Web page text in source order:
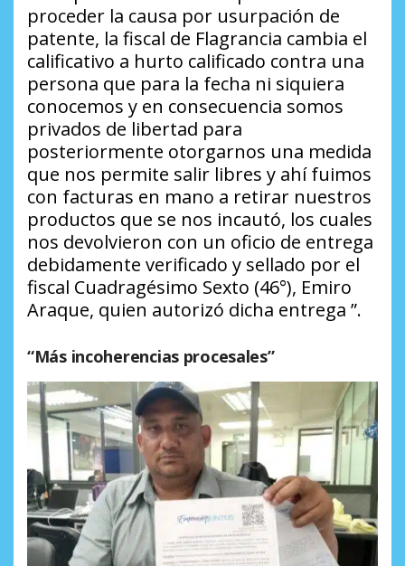
proceder la causa por usurpación de
patente, la fiscal de Flagrancia cambia el
calificativo a hurto calificado contra una
persona que para la fecha ni siquiera
conocemos y en consecuencia somos
privados de libertad para
posteriormente otorgarnos una medida
que nos permite salir libres y ahí fuimos
con facturas en mano a retirar nuestros
productos que se nos incautó, los cuales
nos devolvieron con un oficio de entrega
debidamente verificado y sellado por el
fiscal Cuadragésimo Sexto (46°), Emiro
Araque, quien autorizó dicha entrega ”.
“Más incoherencias procesales”